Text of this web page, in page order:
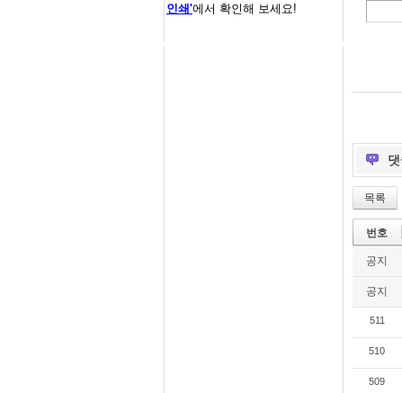
인쇄'에서 확인해 보세요!
목록
번호
공지
공지
511
510
509